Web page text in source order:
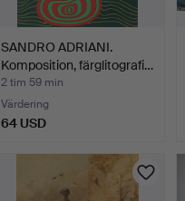
SANDRO ADRIANI.
Komposition, färglitografi…
2 tim 59 min
Värdering
64 USD